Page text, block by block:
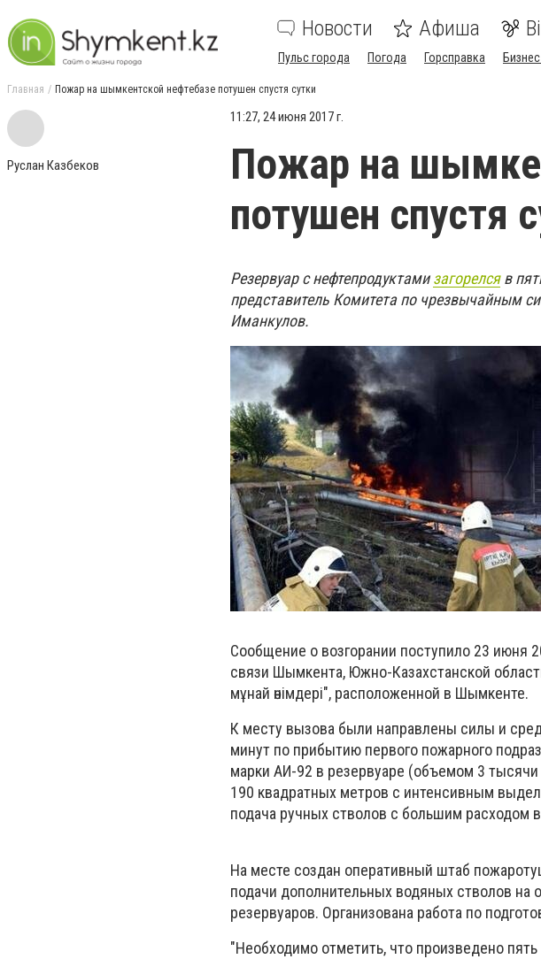
Новости Афиша
Пульс города Погода Горсправка
Главная Пожар на шымкентской нефтебазе потушен спустя сутки
Руслан Казбеков
11:27, 24 июня 2017 г.
Пожар на
потушен спустя
Резервуар с нефтепродуктамизагорелсяв
представитель Комитета по чрезвычайным
Иманкулов.
Сообщение о возгорании поступило 23 июня
связи Шымкента, Южно-Казахстанской
мұнай өнімдері", расположенной в Шымкенте.
К месту вызова были направлены силы и
минут по прибытию первого пожарного
марки АИ-92 в резервуаре (объемом 3
190 квадратных метров с интенсивным
подача ручных стволов с большим расходом
На месте создан оперативный штаб
подачи дополнительных водяных стволов
резервуаров. Организована работа по
"Необходимо отметить, что произведено